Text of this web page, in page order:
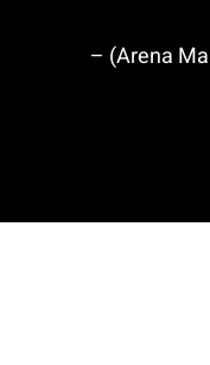
קניון ארנה ברצלונה (Arena Mall Barcelona) –